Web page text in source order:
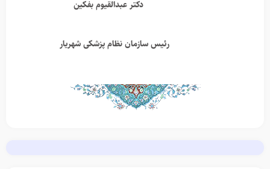
دکتر عبدالقیوم بفکین
رئیس سازمان نظام پزشکی شهریار